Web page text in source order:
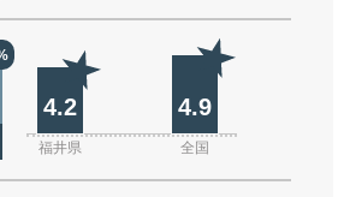
4.2 4.9
福井県 全国